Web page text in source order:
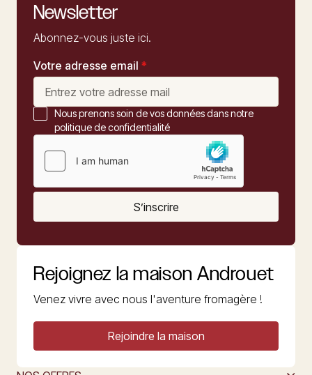
Newsletter
Abonnez-vous juste ici.
Votre adresse email *
Nous prenons soin de vos données dans notre
politique de confidentialité
S’inscrire
Rejoignez la maison Androuet
Venez vivre avec nous l'aventure fromagère !
Rejoindre la maison